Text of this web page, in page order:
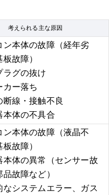
場合の修理費用は、大体いくら
交換が必要になるのはどのよう
際、自分で修理することはでき
だけが故障して反応しません。
考えられる主な原因
ン本体の故障（経年劣
故障）
ラグの抜け
カー落ち
断線・接触不良
本体の不具合
ン本体の故障（液晶不
故障）
本体の異常（センサー故
品故障など）
なシステムエラー、ガス